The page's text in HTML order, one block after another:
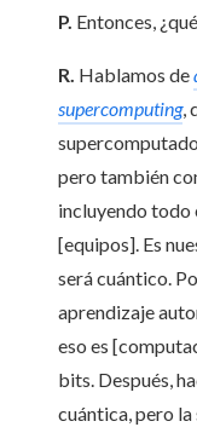
P. Entonces,
R. Hablamos de
supercomputing,
pero también
incluyendo todo
[equipos]. Es
será cuántico.
aprendizaje
eso es
bits. Después,
cuántica, pero